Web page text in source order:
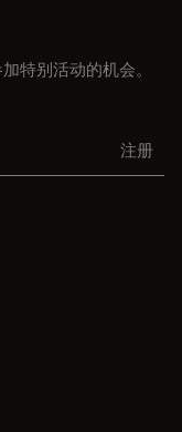
特别活动的机会。
注册